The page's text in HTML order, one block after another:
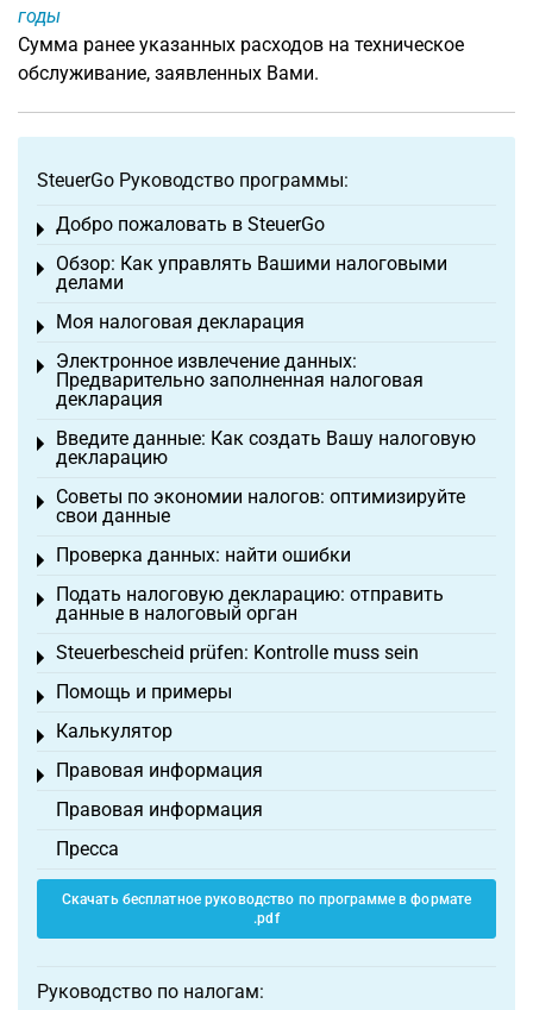
годы
Сумма ранее указанных расходов на техническое
обслуживание, заявленных Вами.
SteuerGo Руководство программы:
Добро пожаловать в SteuerGo
Toggle menu
Обзор: Как управлять Вашими налоговыми
делами
Toggle menu
Моя налоговая декларация
Toggle menu
Электронное извлечение данных:
Предварительно заполненная налоговая
декларация
Toggle menu
Введите данные: Как создать Вашу налоговую
декларацию
Toggle menu
Советы по экономии налогов: оптимизируйте
свои данные
Toggle menu
Проверка данных: найти ошибки
Toggle menu
Подать налоговую декларацию: отправить
данные в налоговый орган
Toggle menu
Steuerbescheid prüfen: Kontrolle muss sein
Toggle menu
Помощь и примеры
Toggle menu
Калькулятор
Toggle menu
Правовая информация
Toggle menu
Правовая информация
Пресса
Скачать бесплатное руководство по программе в формате
.pdf
Руководство по налогам: